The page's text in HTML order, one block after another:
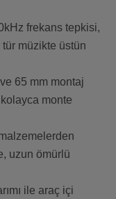
frekans tepkisi,
tür müzikte üstün
65 mm montaj
monte
uzun ömürlü
ile araç içi